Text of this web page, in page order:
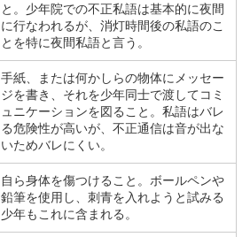
と。少年院での不正私語は基本的に夜間
に行なわれるが、消灯時間後の私語のこ
とを特に夜間私語と言う。
手紙、または何かしらの物体にメッセー
ジを書き、それを少年同士で渡してコミ
ュニケーションを図ること。私語はバレ
る危険性が高いが、不正通信は音が出な
いためバレにくい。
自ら身体を傷つけること。ボールペンや
鉛筆を使用し、刺青を入れようと試みる
少年もこれに含まれる。